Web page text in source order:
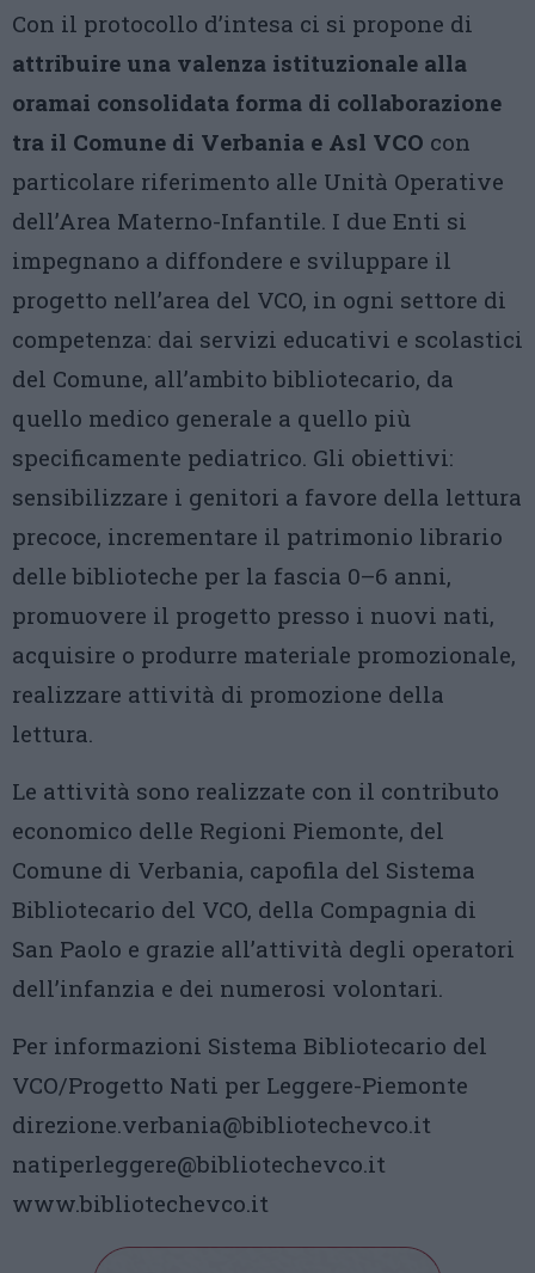
Con il protocollo d’intesa ci si propone di
attribuire una valenza istituzionale alla
oramai consolidata forma di collaborazione
tra il Comune di Verbania e Asl VCO con
particolare riferimento alle Unità Operative
dell’Area Materno-Infantile. I due Enti si
impegnano a diffondere e sviluppare il
progetto nell’area del VCO, in ogni settore di
competenza: dai servizi educativi e scolastici
del Comune, all’ambito bibliotecario, da
quello medico generale a quello più
specificamente pediatrico. Gli obiettivi:
sensibilizzare i genitori a favore della lettura
precoce, incrementare il patrimonio librario
delle biblioteche per la fascia 0–6 anni,
promuovere il progetto presso i nuovi nati,
acquisire o produrre materiale promozionale,
realizzare attività di promozione della
lettura.
Le attività sono realizzate con il contributo
economico delle Regioni Piemonte, del
Comune di Verbania, capofila del Sistema
Bibliotecario del VCO, della Compagnia di
San Paolo e grazie all’attività degli operatori
dell’infanzia e dei numerosi volontari.
Per informazioni Sistema Bibliotecario del
VCO/Progetto Nati per Leggere-Piemonte
direzione.verbania@bibliotechevco.it
natiperleggere@bibliotechevco.it
www.bibliotechevco.it